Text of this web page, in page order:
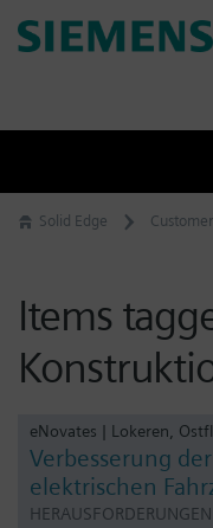
Skip
to
Solid Edge
Items
eNovates | Lokeren,
Verbesserung
elektrischen